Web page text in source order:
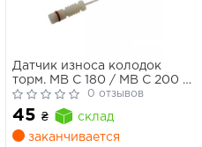
Датчик износа колодок
торм. MB C 180 / MB C 200 /
MB 300 (пр-во FEBI)
0 отзывов
45 ₴
склад
заканчивается